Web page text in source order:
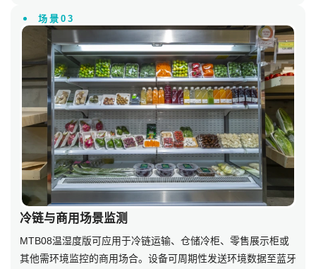
场景03
冷链与商用场景监测
MTB08温湿度版可应用于冷链运输、仓储冷柜、零售展示柜或
其他需环境监控的商用场合。设备可周期性发送环境数据至蓝牙